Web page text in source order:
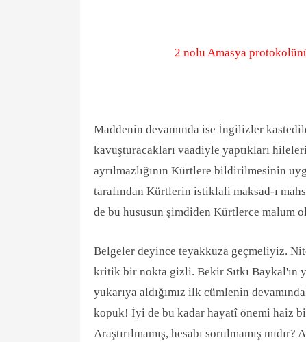
2 nolu Amasya
Maddenin devamında ise İngilizler
kavuşturacakları vaadiyle yaptıkları
ayrılmazlığının Kürtlere bildirilmesinin
tarafından Kürtlerin istiklali maksad-ı
de bu hususun şimdiden Kürtlerce malum
Belgeler deyince teyakkuza geçmeliyiz.
kritik bir nokta gizli. Bekir Sıtkı Baykal'ın
yukarıya aldığımız ilk cümlenin
kopuk! İyi de bu kadar hayatî önemi haiz
Araştırılmamış, hesabı sorulmamış